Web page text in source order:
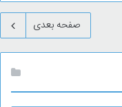
صفحه بعدی